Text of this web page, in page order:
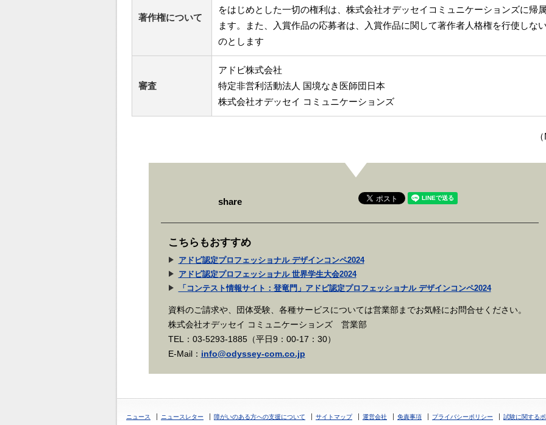
著作権について
をはじめとした一切の権利は、株式会社オデッセイコミュニケーションズに帰
ます。また、入賞作品の応募者は、入賞作品に関して著作者人格権を行使しな
のとします
審査
アドビ株式会社
特定非営利活動法人 国境なき医師団日本
株式会社オデッセイ コミュニケーションズ
share
こちらもおすすめ
アドビ認定プロフェッショナル デザインコンペ2024
アドビ認定プロフェッショナル 世界学生大会2024
「コンテスト情報サイト：登竜門」アドビ認定プロフェッショナル デザインコンペ2024
資料のご請求や、団体受験、各種サービスについては営業部までお気軽にお問合せください。
株式会社オデッセイ コミュニケーションズ 営業部
TEL：03-5293-1885（平日9：00-17：30）
E-Mail： info@odyssey-com.co.jp
ニュース ニュースレター 障がいのある方への支援について サイトマップ 運営会社 免責事項 プライバシーポリシー 試験に関する